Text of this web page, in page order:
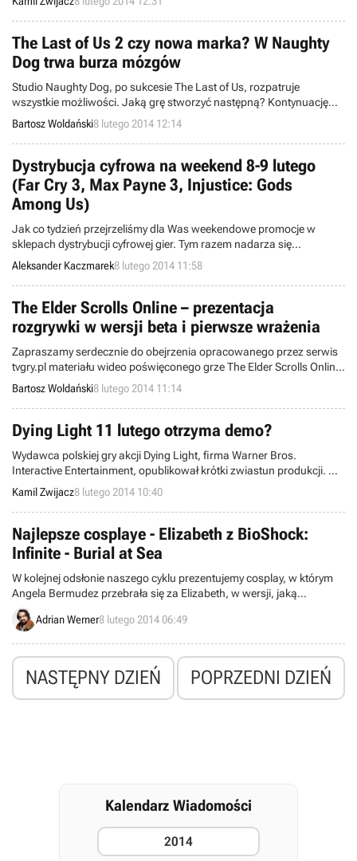
się, że sprzedano ponad 175 mln figurek, a cała seria przyniosła
amerykańskiemu koncernowi ponad 2 mld dolarów przychodu.
The Last of Us 2 czy nowa marka? W Naughty
Dog trwa burza mózgów
Studio Naughty Dog, po sukcesie The Last of Us, rozpatruje
wszystkie możliwości. Jaką grę stworzyć następną? Kontynuację
wyróżnionego wieloma nagrodami survival horroru na PlayStation 3
czy może zupełnie nową markę? W zespole trwa burza mózgów,
chociaż już od listopada ubiegłego roku wiemy, że powstaje kolejna
część docenionej przez graczy i krytyków serii Uncharted.
Bartosz Woldański8 lutego 2014 12:14
Dystrybucja cyfrowa na weekend 8-9 lutego
(Far Cry 3, Max Payne 3, Injustice: Gods
Among Us)
Jak co tydzień przejrzeliśmy dla Was weekendowe promocje w
sklepach dystrybucji cyfrowej gier. Tym razem nadarza się
sposobność, by w atrakcyjnych cenach kupić takie produkcje jak Far
Cry 3, Max Payne 3, Injustice: Gods Among Us i wiele innych.
Aleksander Kaczmarek8 lutego 2014 11:58
The Elder Scrolls Online – prezentacja
rozgrywki w wersji beta i pierwsze wrażenia
Zapraszamy serdecznie do obejrzenia opracowanego przez serwis
tvgry.pl materiału wideo poświęconego grze The Elder Scrolls Online.
Autor filmiku dzieli się w nim swoimi pierwszymi wrażeniami z wersji
beta. Wczoraj również opublikowaliśmy na łamach gry-online.pl
obszerny test.
Bartosz Woldański8 lutego 2014 11:14
Dying Light 11 lutego otrzyma demo?
Wydawca polskiej gry akcji Dying Light, firma Warner Bros.
Interactive Entertainment, opublikował krótki zwiastun produkcji. Nie
prezentuje on nic konkretnego, ale ponoć jest to zapowiedź wersji
demonstracyjnej. Zagadka zostanie rozwiązana 11 lutego.
Kamil Zwijacz8 lutego 2014 10:40
Najlepsze cosplaye - Elizabeth z BioShock:
Infinite - Burial at Sea
W kolejnej odsłonie naszego cyklu prezentujemy cosplay, w którym
Angela Bermudez przebrała się za Elizabeth, w wersji, jaką
Adrian Werner8 lutego 2014 06:49
NASTĘPNY DZIEŃ POPRZEDNI DZIEŃ
Kalendarz Wiadomości
2014